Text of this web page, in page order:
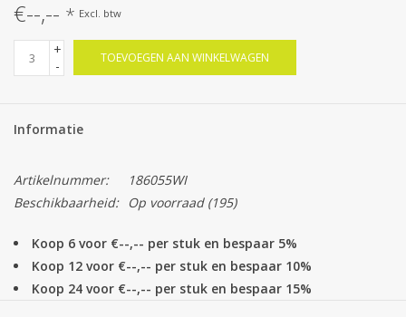
€--,-- * Excl. btw
+
-
TOEVOEGEN AAN WINKELWAGEN
Informatie
Artikelnummer:
186055WI
Beschikbaarheid:
Op voorraad(195)
Koop 6 voor €--,-- per stuk en bespaar 5%
Koop 12 voor €--,-- per stuk en bespaar 10%
Koop 24 voor €--,-- per stuk en bespaar 15%